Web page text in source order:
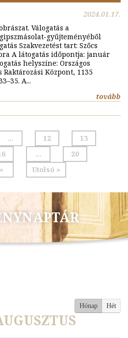
2024.01.17.
Válogatás a
gyűjteményéből
Szakvezetést tart: Szőcs
A látogatás időpontja: január
helyszíne: Országos
Központ, 1135
A...
tovább
... 12
13
...
20
» Utolsó »
Hónap Hét